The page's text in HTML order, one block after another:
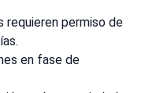
requieren permiso de
en fase de